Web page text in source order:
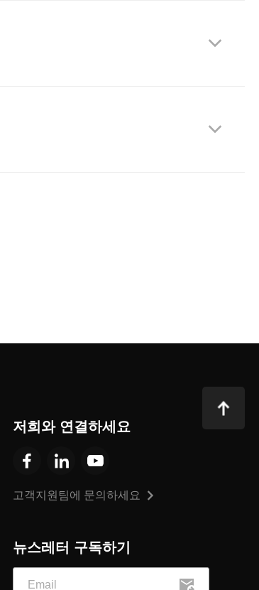
저희와 연결하세요
고객지원팀에 문의하세요
뉴스레터 구독하기